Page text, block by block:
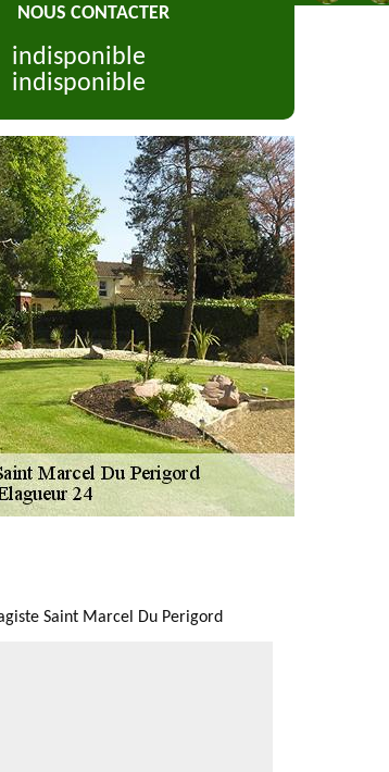
NOUS CONTACTER
indisponible
indisponible
Saint Marcel Du Perigord